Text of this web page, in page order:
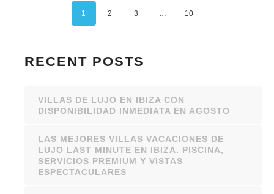
1 2 3 … 10
RECENT POSTS
VILLAS DE LUJO EN IBIZA CON
DISPONIBILIDAD INMEDIATA EN AGOSTO
LAS MEJORES VILLAS VACACIONES DE
LUJO LAST MINUTE EN IBIZA. PISCINA,
SERVICIOS PREMIUM Y VISTAS
ESPECTACULARES